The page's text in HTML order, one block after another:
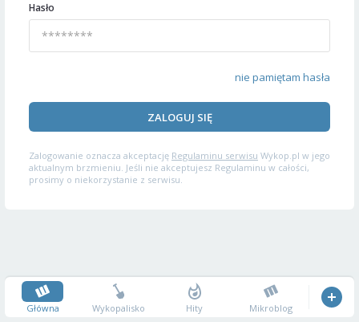
Hasło
nie pamiętam hasła
ZALOGUJ SIĘ
Zalogowanie oznacza akceptację Regulaminu serwisu Wykop.pl w jego
aktualnym brzmieniu. Jeśli nie akceptujesz Regulaminu w całości,
prosimy o niekorzystanie z serwisu.
Główna Wykopalisko Hity Mikroblog